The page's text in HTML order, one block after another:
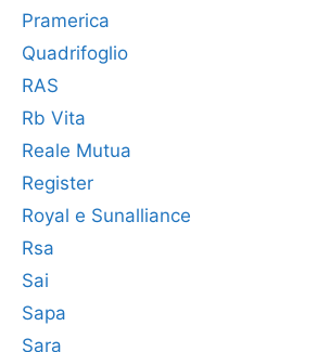
Pramerica
Quadrifoglio
RAS
Rb Vita
Reale Mutua
Register
Royal e Sunalliance
Rsa
Sai
Sapa
Sara